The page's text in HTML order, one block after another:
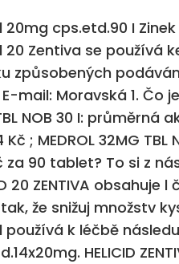
20mg cps.etd.90 I
20 Zentiva se používá
způsobených
E-mail: Moravská 1. Čo
NOB 30 I: průměrná
Kč ; MEDROL 32MG
za 90 tablet? To si z
20 ZENTIVA
že snižuj množstv
používá k léčbě
HELICID